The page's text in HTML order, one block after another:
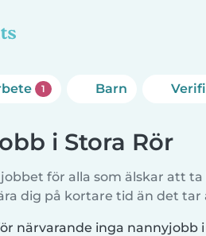
1 Barn
i Stora Rör
för alla som älskar att
dig på kortare tid än det tar
närvarande inga nannyjobb i